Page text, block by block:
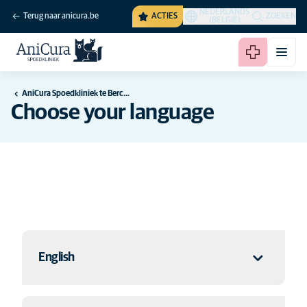
Terug naar anicura.be ACTIES
NEDERLANDS
(BELGIË)
ZOEKEN
AniCura Spoedkliniek te Berchem
Choose your language
English